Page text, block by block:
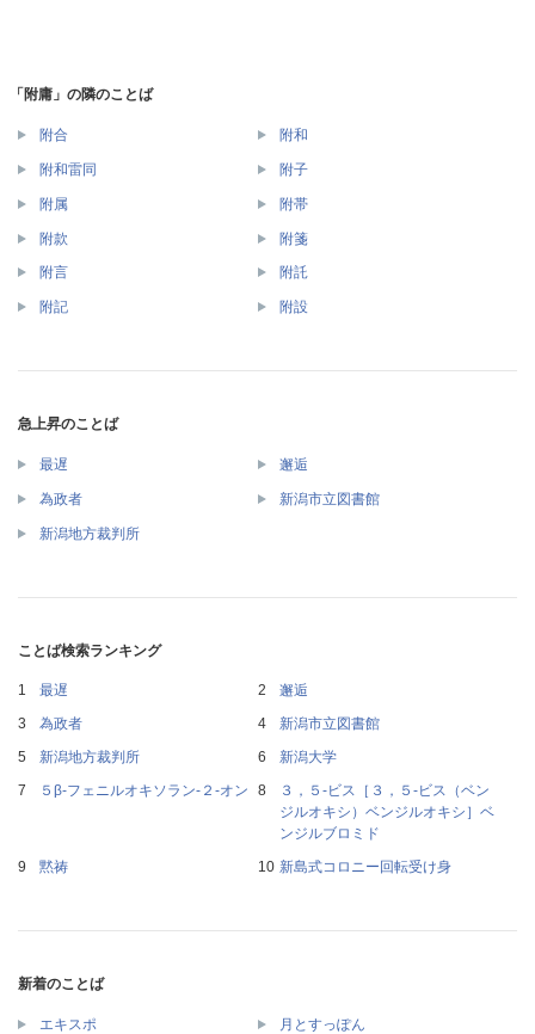
「附庸」の隣のことば
附合 附和
附和雷同 附子
附属 附帯
附款 附箋
附言 附託
附記 附設
急上昇のことば
最遅 邂逅
為政者 新潟市立図書館
新潟地方裁判所
ことば検索ランキング
最遅
邂逅
為政者
新潟市立図書館
新潟地方裁判所
新潟大学
５β‐フェニルオキソラン‐２‐オン
３，５‐ビス［３，５‐ビス（ベン
ジルオキシ）ベンジルオキシ］ベ
ンジルブロミド
黙祷
新島式コロニー回転受け身
新着のことば
エキスポ 月とすっぽん